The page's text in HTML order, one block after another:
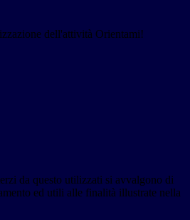
dell'attività Orientami!
da questo utilizzati si avvalgono di
ed utili alle finalità illustrate nella